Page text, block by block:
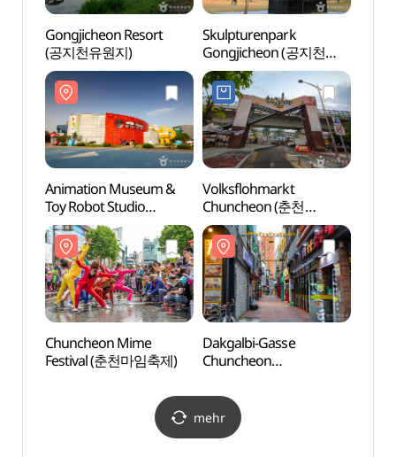
Gongjicheon Resort
(공지천유원지)
Skulpturenpark
Gongjicheon (공지천
조각공원)
Animation Museum &
Toy Robot Studio
Chuncheon (춘천
애니메이션박물관&
토이로봇관)
Volksflohmarkt
Chuncheon (춘천
풍물시장(2, 7일))
Chuncheon Mime
Festival (춘천마임축제)
Dakgalbi-Gasse
Chuncheon
닭갈비 골목)
mehr